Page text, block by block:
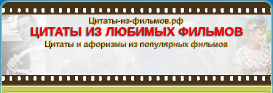
Цитаты-из-фильмов.рф
ЦИТАТЫ ИЗ ЛЮБИМЫХ ФИЛЬМОВ
Цитаты и афоризмы из популярных фильмов